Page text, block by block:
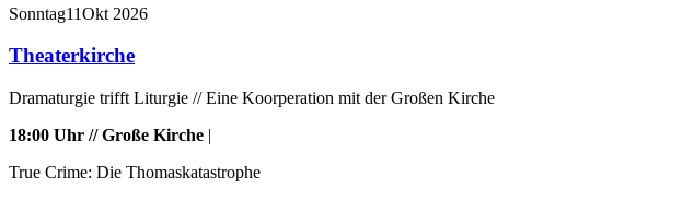
Sonntag11Okt 2026
Theaterkirche
Dramaturgie trifft Liturgie // Eine Koorperation mit der Großen Kirche
18:00 Uhr // Große Kirche |
True Crime: Die Thomaskatastrophe